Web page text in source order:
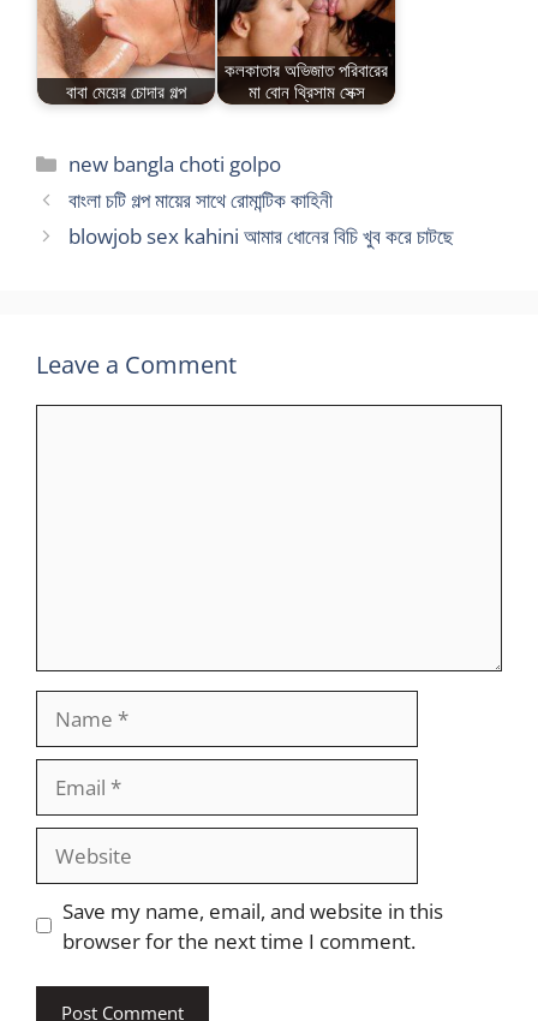
বাবা মেয়ের চোদার গল্প
কলকাতার অভিজাত পরিবারের
মা বোন থ্রিসাম সেক্স
Categories
new bangla choti golpo
বাংলা চটি গল্প মায়ের সাথে রোমান্টিক কাহিনী
blowjob sex kahini আমার ধোনের বিচি খুব করে চাটছে
Leave a Comment
Save my name, email, and website in this
browser for the next time I comment.